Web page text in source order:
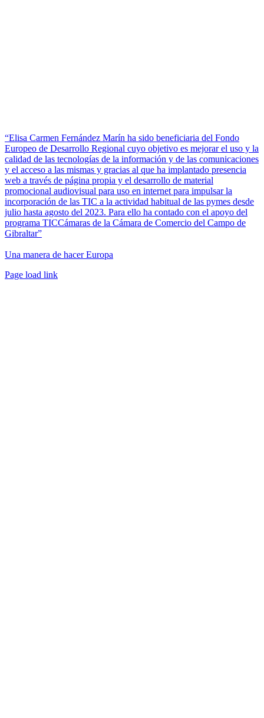
“Elisa Carmen Fernández Marín ha sido beneficiaria del Fondo
Europeo de Desarrollo Regional cuyo objetivo es mejorar el uso y la
calidad de las tecnologías de la información y de las comunicaciones
y el acceso a las mismas y gracias al que ha implantado presencia
web a través de página propia y el desarrollo de material
promocional audiovisual para uso en internet para impulsar la
incorporación de las TIC a la actividad habitual de las pymes desde
julio hasta agosto del 2023. Para ello ha contado con el apoyo del
programa TICCámaras de la Cámara de Comercio del Campo de
Gibraltar”
Una manera de hacer Europa
Facebook
Twitter
Instagram
Pinterest
Page load link